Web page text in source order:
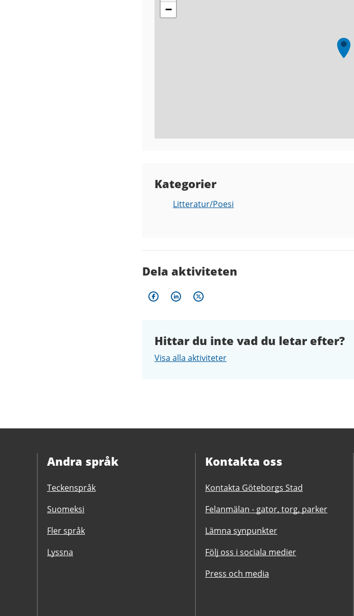
−
Kategorier
Litteratur/Poesi
Dela aktiviteten
Hittar du inte vad du letar efter?
Visa alla aktiviteter
Andra språk
Teckenspråk
Suomeksi
Fler språk
Lyssna
Kontakta oss
Kontakta Göteborgs Stad
Felanmälan - gator, torg, parker
Lämna synpunkter
Följ oss i sociala medier
Press och media